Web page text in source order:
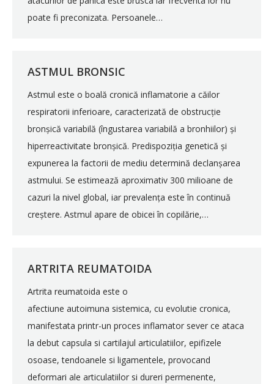
poate fi preconizata. Persoanele…
ASTMUL BRONSIC
Astmul este o boală cronică inflamatorie a căilor
respiratorii inferioare, caracterizată de obstrucție
bronșică variabilă (îngustarea variabilă a bronhiilor) și
hiperreactivitate bronșică. Predispoziția genetică și
expunerea la factorii de mediu determină declanșarea
astmului. Se estimează aproximativ 300 milioane de
cazuri la nivel global, iar prevalența este în continuă
creștere. Astmul apare de obicei în copilărie,…
ARTRITA REUMATOIDA
Artrita reumatoida este o
afectiune autoimuna sistemica, cu evolutie cronica,
manifestata printr-un proces inflamator sever ce ataca
la debut capsula si cartilajul articulatiilor, epifizele
osoase, tendoanele si ligamentele, provocand
deformari ale articulatiilor si dureri permenente,